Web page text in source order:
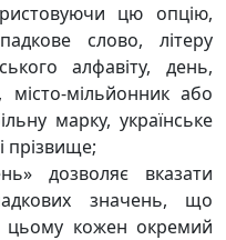
цю опцію,
слово, літеру
алфавіту, день,
місто-мільйонник або
марку, українське
прізвище;
дозволяє вказати
значень, що
цьому кожен окремий